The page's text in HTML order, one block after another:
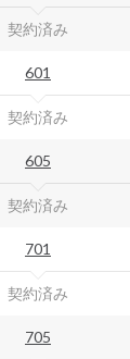
契約済み
601
契約済み
605
契約済み
701
契約済み
705